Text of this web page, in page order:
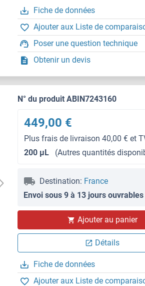
Fiche de données
Ajouter aux Liste de
Poser une question technique
Obtenir un devis
N° du produit ABIN7243160
449,00 €
Plus frais de livraison 40,00 € et
200 μL
(Autres quantités
Destination: France
Envoi sous 9 à 13 jours ouvrables
Ajouter au panier
Détails
Fiche de données
Ajouter aux Liste de